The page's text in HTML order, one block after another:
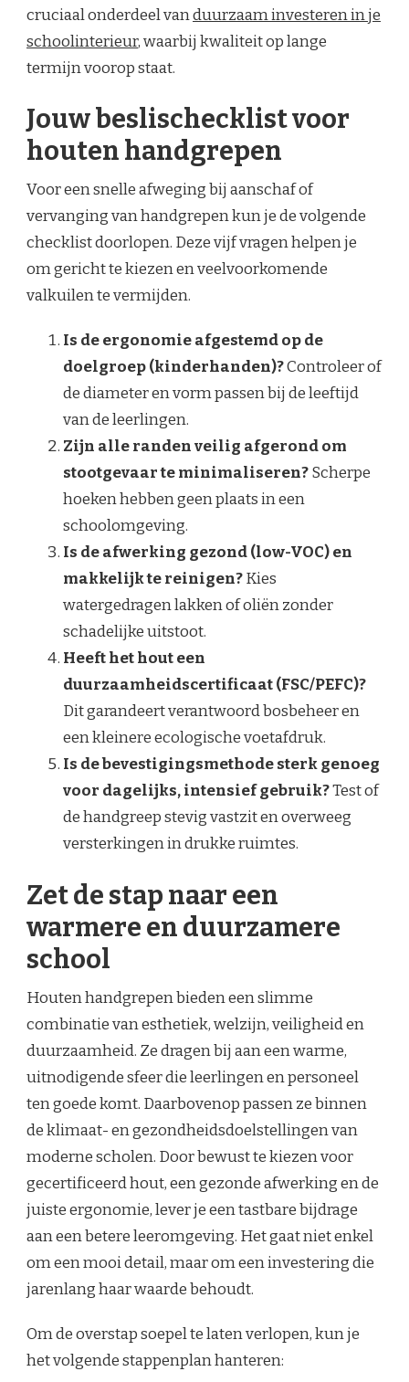
cruciaal onderdeel vanduurzaam investeren in je
schoolinterieur, waarbij kwaliteit op lange
termijn voorop staat.
Jouw beslischecklist voor
houten handgrepen
Voor een snelle afweging bij aanschaf of
vervanging van handgrepen kun je de volgende
checklist doorlopen. Deze vijf vragen helpen je
om gericht te kiezen en veelvoorkomende
valkuilen te vermijden.
Is de ergonomie afgestemd op de
doelgroep (kinderhanden)?Controleer of
de diameter en vorm passen bij de leeftijd
van de leerlingen.
Zijn alle randen veilig afgerond om
stootgevaar te minimaliseren?Scherpe
hoeken hebben geen plaats in een
schoolomgeving.
Is de afwerking gezond (low-VOC) en
makkelijk te reinigen?Kies
watergedragen lakken of oliën zonder
schadelijke uitstoot.
Heeft het hout een
duurzaamheidscertificaat (FSC/PEFC)?
Dit garandeert verantwoord bosbeheer en
een kleinere ecologische voetafdruk.
Is de bevestigingsmethode sterk genoeg
voor dagelijks, intensief gebruik?Test of
de handgreep stevig vastzit en overweeg
versterkingen in drukke ruimtes.
Zet de stap naar een
warmere en duurzamere
school
Houten handgrepen bieden een slimme
combinatie van esthetiek, welzijn, veiligheid en
duurzaamheid. Ze dragen bij aan een warme,
uitnodigende sfeer die leerlingen en personeel
ten goede komt. Daarbovenop passen ze binnen
de klimaat- en gezondheidsdoelstellingen van
moderne scholen. Door bewust te kiezen voor
gecertificeerd hout, een gezonde afwerking en de
juiste ergonomie, lever je een tastbare bijdrage
aan een betere leeromgeving. Het gaat niet enkel
om een mooi detail, maar om een investering die
jarenlang haar waarde behoudt.
Om de overstap soepel te laten verlopen, kun je
het volgende stappenplan hanteren: